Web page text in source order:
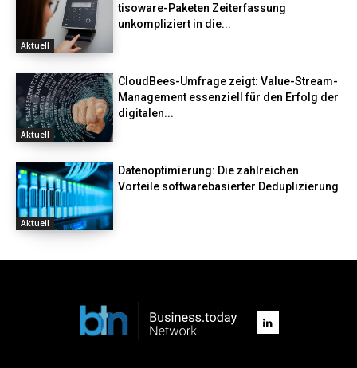
Aktuell
tisoware-Paketen Zeiterfassung
unkompliziert in die...
Aktuell
CloudBees-Umfrage zeigt: Value-Stream-
Management essenziell für den Erfolg der
digitalen...
Aktuell
Datenoptimierung: Die zahlreichen
Vorteile softwarebasierter Deduplizierung